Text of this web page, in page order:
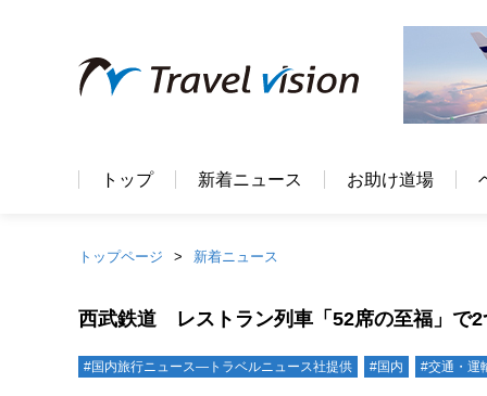
トップ 新着ニュース お助け道場
トップページ 新着ニュース
西武鉄道 レストラン列車「52席の至福」で2
#国内旅行ニュース―トラベルニュース社提供 #国内 #交通・運